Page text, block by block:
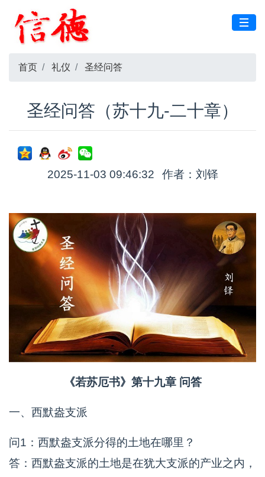
首页 礼仪 圣经问答
圣经问答（苏十九-二十章）
2025-11-03 09:46:32 作者：刘铎
《若苏厄书》第十九章 问答
一、西默盎支派
问1：西默盎支派分得的土地在哪里？
答：西默盎支派的土地是在犹大支派的产业之内，